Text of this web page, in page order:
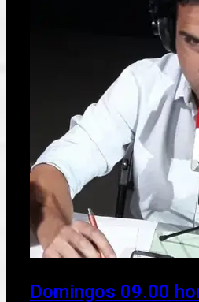
Domingos 09.00